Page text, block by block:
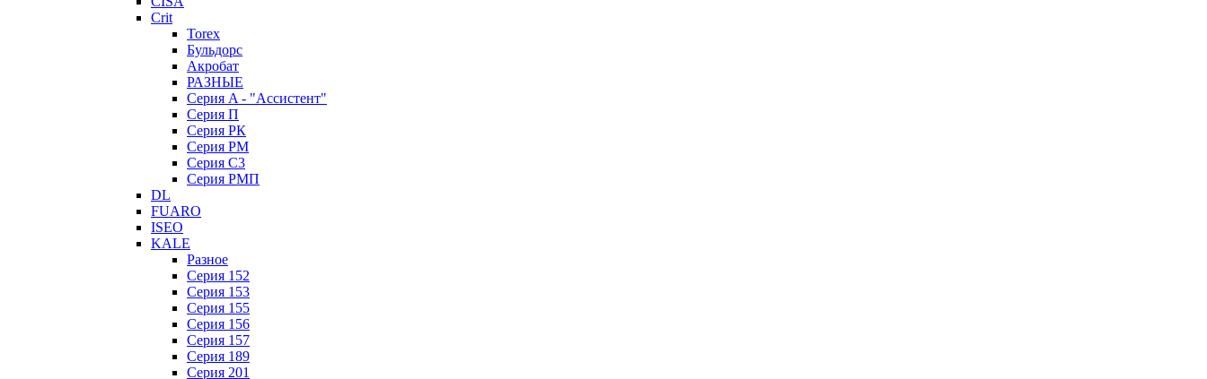
Crit
Torex
Бульдорс
Акробат
РАЗНЫЕ
Серия A - "Ассистент"
Серия П
Серия РК
Серия РМ
Серия С3
Серия РМП
DL
FUARO
ISEO
KALE
Разное
Серия 152
Серия 153
Серия 155
Серия 156
Серия 157
Серия 189
Серия 201